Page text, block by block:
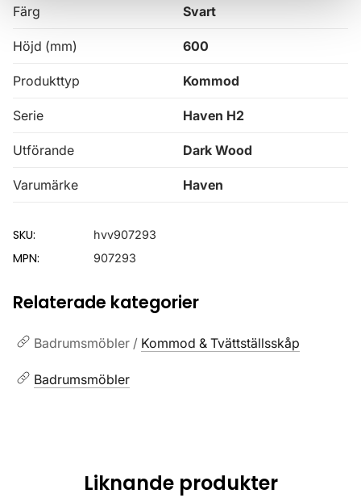
Färg Svart
Höjd (mm) 600
Produkttyp Kommod
Serie Haven H2
Utförande Dark Wood
Varumärke Haven
SKU: hvv907293
MPN: 907293
Relaterade kategorier
Badrumsmöbler / Kommod & Tvättställsskåp
Badrumsmöbler
Liknande produkter